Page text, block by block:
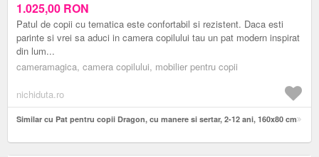
1.025,00 RON
Patul de copii cu tematica este confortabil si rezistent. Daca esti
parinte si vrei sa aduci in camera copilului tau un pat modern inspirat
din lum...
cameramagica, camera copilului, mobilier pentru copii
nichiduta.ro
Similar cu Pat pentru copii Dragon, cu manere si sertar, 2-12 ani, 160x80 cm